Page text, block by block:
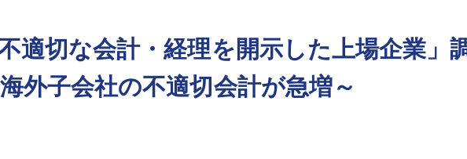
適切な会計・経理を開示した上場企業」
外子会社の不適切会計が急増～